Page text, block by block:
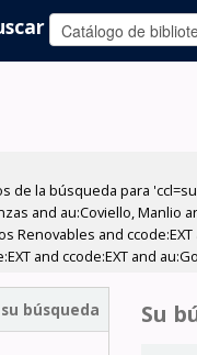
de la búsqueda para
and au:Coviello, Manlio
Renovables and
and ccode:EXT and
búsqueda Su